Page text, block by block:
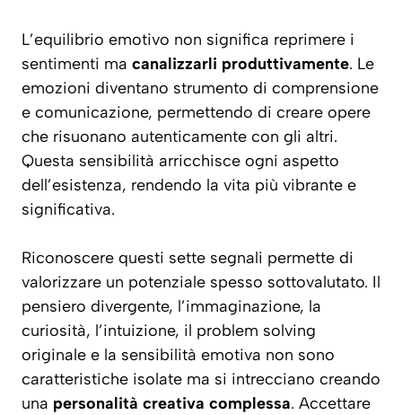
L’equilibrio emotivo non significa reprimere i
sentimenti ma canalizzarli produttivamente. Le
emozioni diventano strumento di comprensione
e comunicazione, permettendo di creare opere
che risuonano autenticamente con gli altri.
Questa sensibilità arricchisce ogni aspetto
dell’esistenza, rendendo la vita più vibrante e
significativa.
Riconoscere questi sette segnali permette di
valorizzare un potenziale spesso sottovalutato. Il
pensiero divergente, l’immaginazione, la
curiosità, l’intuizione, il problem solving
originale e la sensibilità emotiva non sono
caratteristiche isolate ma si intrecciano creando
una personalità creativa complessa. Accettare